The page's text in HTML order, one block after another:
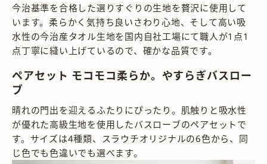
今治基準を合格した選りすぐりの生地を贅沢に使用して
います。柔らかく気持ち良いさわり心地、そして高い吸
水性の今治産タオル生地を国内自社工場にて職人が1点1
点丁寧に縫い上げているので、確かな品質です。
ペアセット モコモコ柔らか。やすらぎバスロー
ブ
晴れの門出を迎えるふたりにぴったり。肌触りと吸水性
が優れた高級生地を使用したバスローブのペアセットで
す。サイズは4種類、スラウチオリジナルの6色から、同
じ色でも色違いでも選べます。